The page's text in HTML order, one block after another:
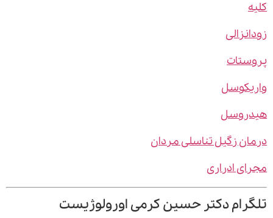
زگیل تناسلی مردان
ادراری
دکتر حسین کرمی اورولوژیست